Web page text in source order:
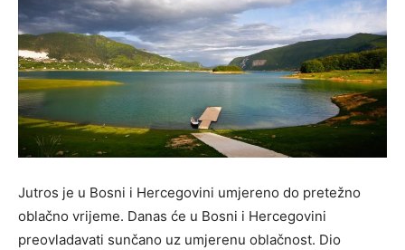
Jutros je u Bosni i Hercegovini umjereno do pretežno
oblačno vrijeme. Danas će u Bosni i Hercegovini
preovladavati sunčano uz umjerenu oblačnost. Dio